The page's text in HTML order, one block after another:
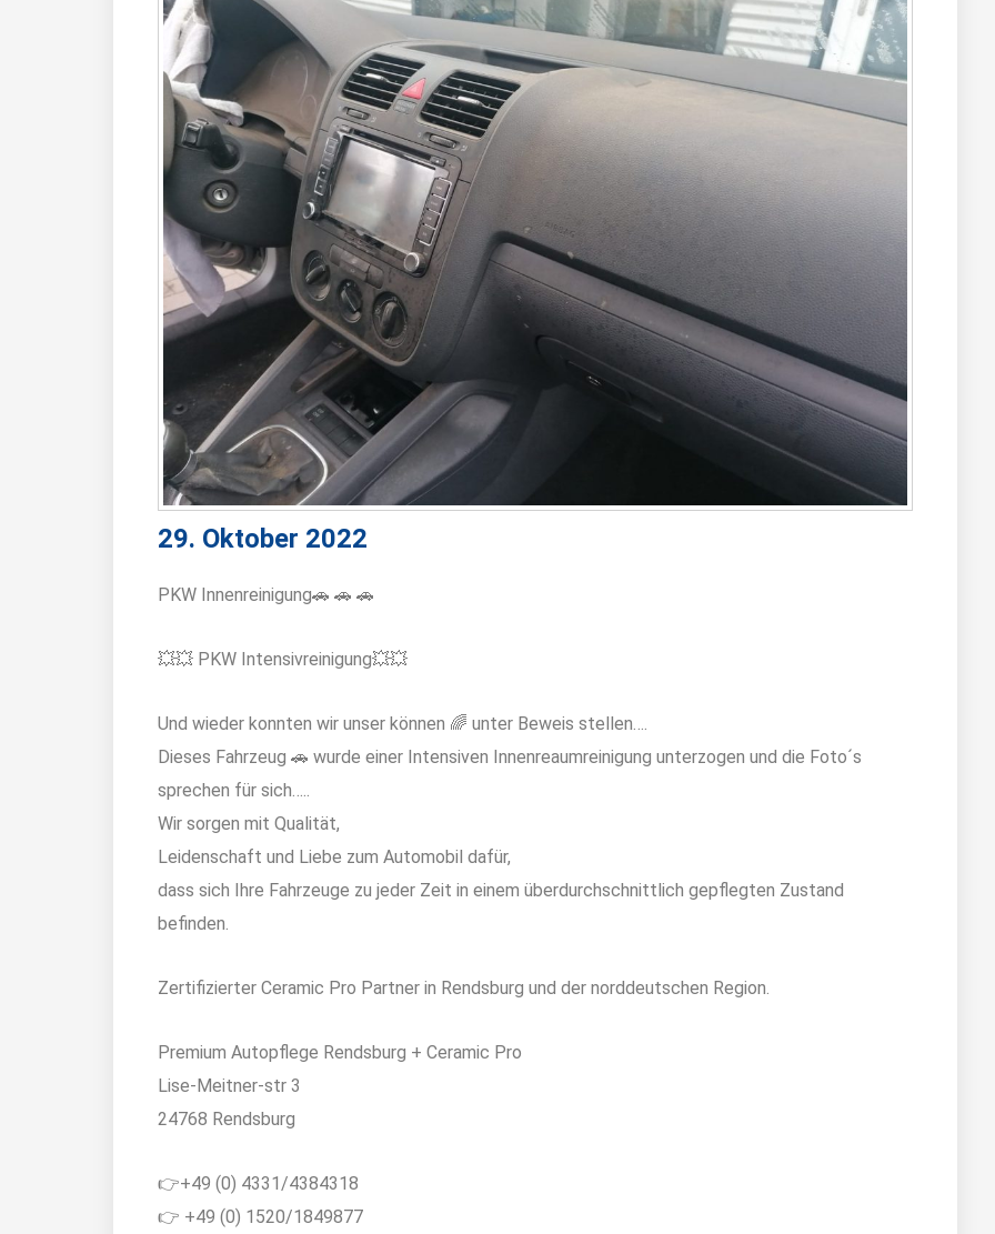
29. Oktober 2022
PKW Innenreinigung🚗 🚗 🚗
💥💥 PKW Intensivreinigung💥💥
Und wieder konnten wir unser können 🌈 unter Beweis stellen….
Dieses Fahrzeug 🚗 wurde einer Intensiven Innenreaumreinigung unterzogen und die Foto´s
sprechen für sich…..
Wir sorgen mit Qualität,
Leidenschaft und Liebe zum Automobil dafür,
dass sich Ihre Fahrzeuge zu jeder Zeit in einem überdurchschnittlich gepflegten Zustand
befinden.
Zertifizierter Ceramic Pro Partner in Rendsburg und der norddeutschen Region.
Premium Autopflege Rendsburg + Ceramic Pro
Lise-Meitner-str 3
24768 Rendsburg
👉+49 (0) 4331/4384318
👉 +49 (0) 1520/1849877